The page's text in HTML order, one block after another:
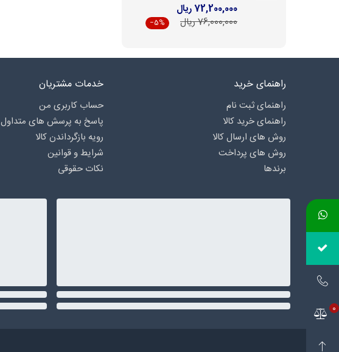
72,200,000 ریال
76,000,000 ریال
‎−5%
راهنمای خرید
راهنمای ثبت نام
راهنمای خرید کالا
روش های ارسال کالا
روش های پرداخت
برندها
خدمات مشتریان
حساب کاربری من
پاسخ به پرسش های متداول
رویه بازگرداندن کالا
شرایط و قوانین
نکات حقوقی
0